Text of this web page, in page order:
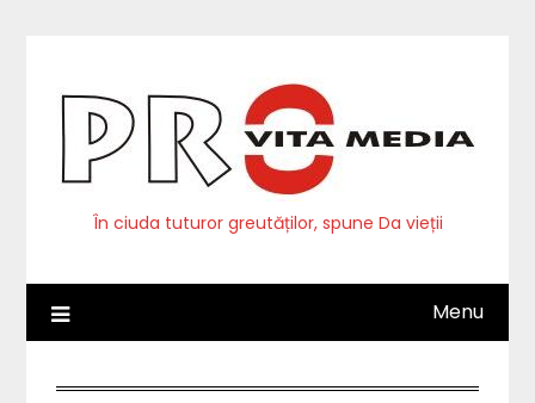
În ciuda tuturor greutăților, spune Da vieții
Menu